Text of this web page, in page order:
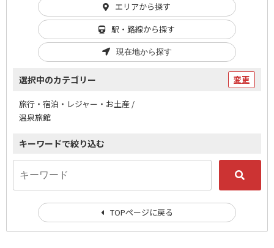
エリアから探す
駅・路線から探す
現在地から探す
選択中のカテゴリー 変更
旅行・宿泊・レジャー・お土産 /
温泉旅館
キーワードで絞り込む
TOPページに戻る